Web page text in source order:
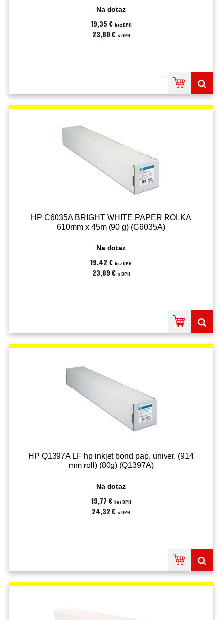
Na dotaz
19,35 € bez DPH
23,80 € s DPH
HP C6035A BRIGHT WHITE PAPER ROLKA
610mm x 45m (90 g) (C6035A)
Na dotaz
19,42 € bez DPH
23,89 € s DPH
HP Q1397A LF hp inkjet bond pap, univer. (914
mm roll) (80g) (Q1397A)
Na dotaz
19,77 € bez DPH
24,32 € s DPH